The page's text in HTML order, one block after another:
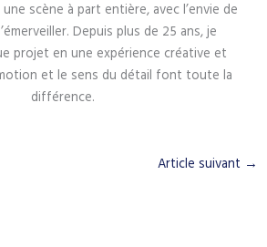
scène à part entière, avec l’envie de
Depuis plus de 25 ans, je
projet en une expérience créative et
et le sens du détail font toute la
différence.
Article suivant →